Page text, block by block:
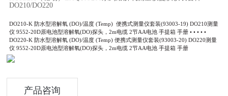
DO210/DO220
DO210-K 防水型溶解氧 (DO)/温度 (Temp)便携式测量仪套装(93003-19)DO210测量
仪9552-20D原电池型溶解氧(DO)探头，2m电缆2节AA电池手提箱手册•••••
DO220-K 防水型溶解氧 (DO)/温度 (Temp)便携式测量仪套装(93003-20)DO220测量
仪9552-20D原电池型溶解氧(DO)探头，2m电缆2节AA电池手提箱手册
产品咨询